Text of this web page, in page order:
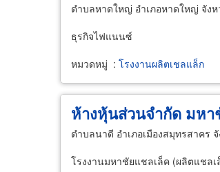
ตำบลหาดใหญ่ อำเภอหาดใหญ่ จัง
ธุรกิจไฟแนนซ์
หมวดหมู่ : โรงงานผลิตเชลแล็ก
ห้างหุ้นส่วนจำกัด มห
ตำบลนาดี อำเภอเมืองสมุทรสาคร
โรงงานมหาชัยแชลเล็ค (ผลิตแชลเ